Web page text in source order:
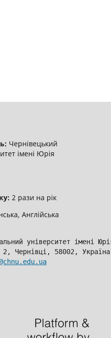
Чернівецький
імені Юрія
2 рази на рік
Англійська
університет імені
2, Чернівці, 58002, Україна